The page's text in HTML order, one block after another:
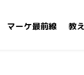
マーケ最前線 教